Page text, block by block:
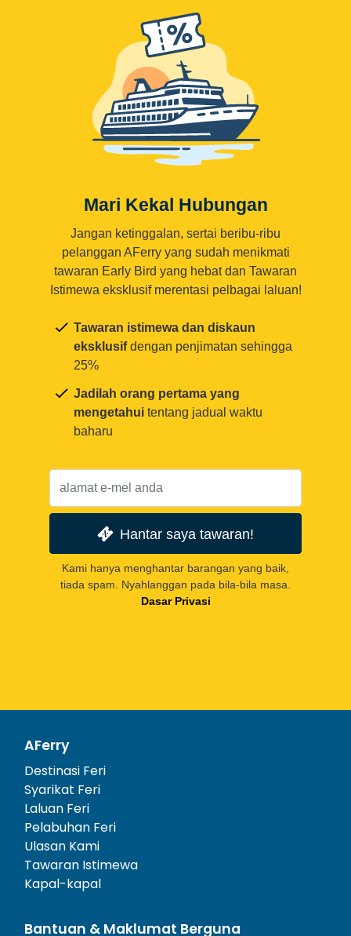
Mari Kekal Hubungan
Jangan ketinggalan, sertai beribu-ribu
pelanggan AFerry yang sudah menikmati
tawaran Early Bird yang hebat dan Tawaran
Istimewa eksklusif merentasi pelbagai laluan!
Tawaran istimewa dan diskaun
eksklusifdengan penjimatan sehingga
25%
Jadilah orang pertama yang
mengetahui tentang jadual waktu
baharu
Hantar saya tawaran!
Kami hanya menghantar barangan yang baik,
tiada spam. Nyahlanggan pada bila-bila masa.
Dasar Privasi
AFerry
Destinasi Feri
Syarikat Feri
Laluan Feri
Pelabuhan Feri
Ulasan Kami
Tawaran Istimewa
Kapal-kapal
Bantuan & Maklumat Berguna